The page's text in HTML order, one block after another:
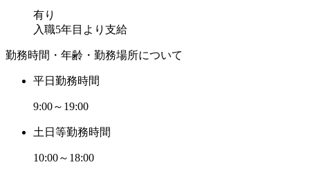
有り
入職5年目より支給
勤務時間・年齢・勤務場所について
平日勤務時間
9:00～19:00
土日等勤務時間
10:00～18:00